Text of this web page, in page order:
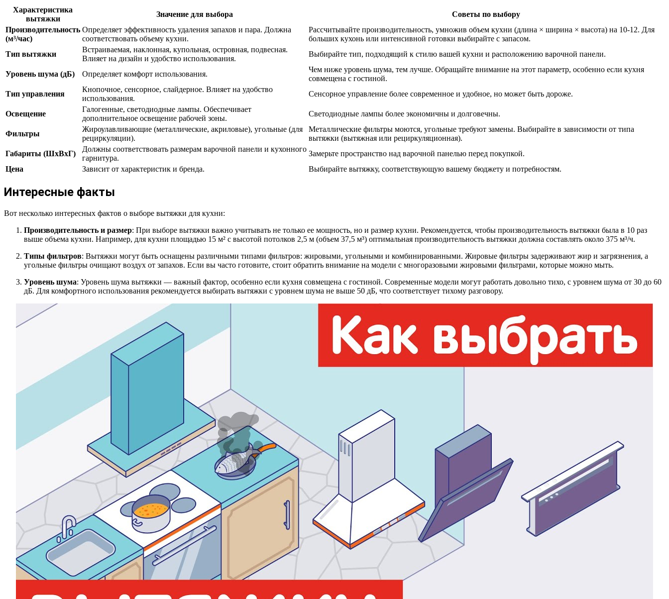
Характеристика
вытяжки
Значение для выбора
Советы по выбору
Производительность
(м³/час)
Определяет эффективность удаления запахов и пара. Должна
соответствовать объему кухни.
Рассчитывайте производительность, умножив объем кухни (длина × ширина × высота) на 10-12. Для
больших кухонь или интенсивной готовки выбирайте с запасом.
Тип вытяжки
Встраиваемая, наклонная, купольная, островная, подвесная.
Влияет на дизайн и удобство использования.
Выбирайте тип, подходящий к стилю вашей кухни и расположению варочной панели.
Уровень шума (дБ) Определяет комфорт использования.
Чем ниже уровень шума, тем лучше. Обращайте внимание на этот параметр, особенно если кухня
совмещена с гостиной.
Тип управления
Кнопочное, сенсорное, слайдерное. Влияет на удобство
использования.
Сенсорное управление более современное и удобное, но может быть дороже.
Освещение
Галогенные, светодиодные лампы. Обеспечивает
дополнительное освещение рабочей зоны.
Светодиодные лампы более экономичны и долговечны.
Фильтры
Жироулавливающие (металлические, акриловые), угольные (для
рециркуляции).
Металлические фильтры моются, угольные требуют замены. Выбирайте в зависимости от типа
вытяжки (вытяжная или рециркуляционная).
Габариты (ШхВхГ)
Должны соответствовать размерам варочной панели и кухонного
гарнитура.
Замерьте пространство над варочной панелью перед покупкой.
Цена
Зависит от характеристик и бренда. Выбирайте вытяжку, соответствующую вашему бюджету и потребностям.
Интересные факты
Вот несколько интересных фактов о выборе вытяжки для кухни:
Производительность и размер: При выборе вытяжки важно учитывать не только ее мощность, но и размер кухни. Рекомендуется, чтобы производительность вытяжки была в 10 раз
выше объема кухни. Например, для кухни площадью 15 м² с высотой потолков 2,5 м (объем 37,5 м³) оптимальная производительность вытяжки должна составлять около 375 м³/ч.
Типы фильтров: Вытяжки могут быть оснащены различными типами фильтров: жировыми, угольными и комбинированными. Жировые фильтры задерживают жир и загрязнения, а
угольные фильтры очищают воздух от запахов. Если вы часто готовите, стоит обратить внимание на модели с многоразовыми жировыми фильтрами, которые можно мыть.
Уровень шума: Уровень шума вытяжки — важный фактор, особенно если кухня совмещена с гостиной. Современные модели могут работать довольно тихо, с уровнем шума от 30 до 60
дБ. Для комфортного использования рекомендуется выбирать вытяжки с уровнем шума не выше 50 дБ, что соответствует тихому разговору.